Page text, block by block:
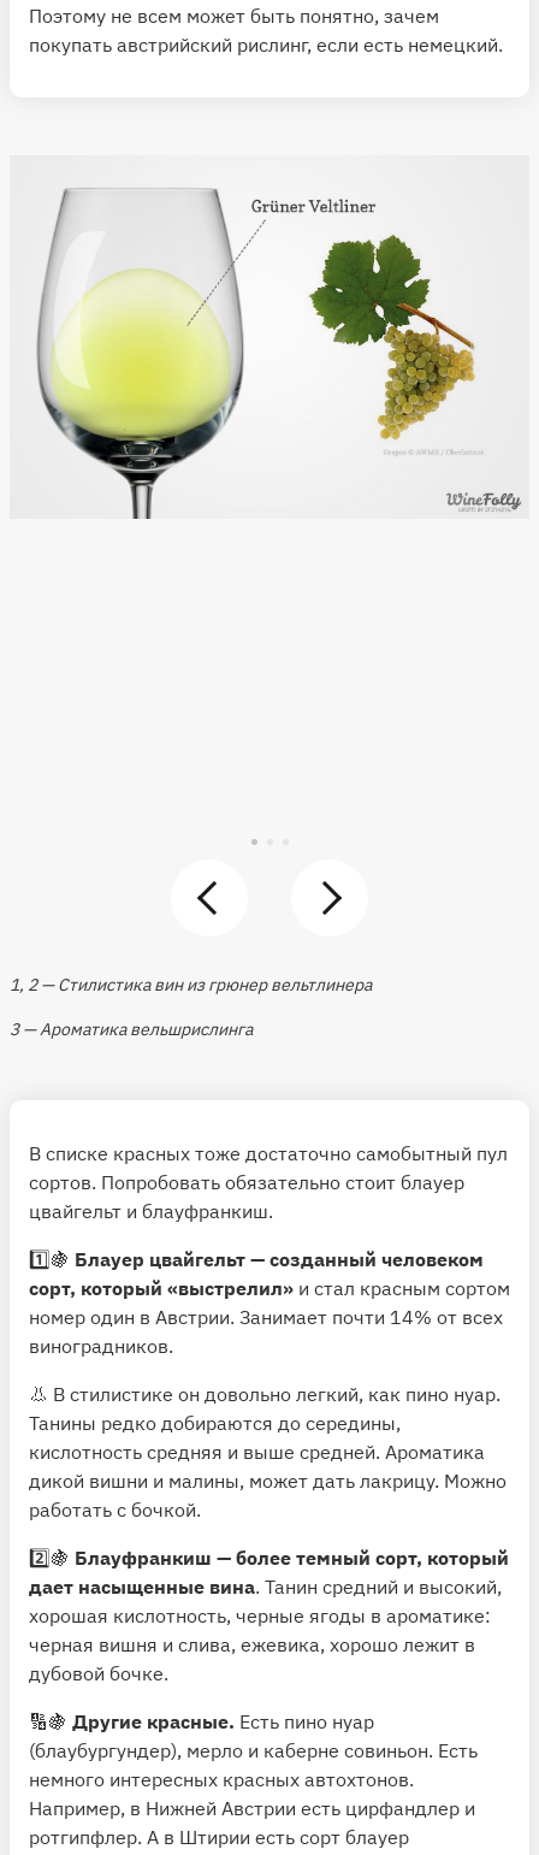
Поэтому не всем может быть понятно, зачем
покупать австрийский рислинг, если есть немецкий.
1, 2 — Стилистика вин из грюнер вельтлинера
3 — Ароматика вельшрислинга
В списке красных тоже достаточно самобытный пул
сортов. Попробовать обязательно стоит блауер
цвайгельт и блауфранкиш.
1️⃣🍇 Блауер цвайгельт — созданный человеком
сорт, который «выстрелил» и стал красным сортом
номер один в Австрии. Занимает почти 14% от всех
виноградников.
👃 В стилистике он довольно легкий, как пино нуар.
Танины редко добираются до середины,
кислотность средняя и выше средней. Ароматика
дикой вишни и малины, может дать лакрицу. Можно
работать с бочкой.
2️⃣🍇 Блауфранкиш — более темный сорт, который
дает насыщенные вина. Танин средний и высокий,
хорошая кислотность, черные ягоды в ароматике:
черная вишня и слива, ежевика, хорошо лежит в
дубовой бочке.
🔢🍇 Другие красные. Есть пино нуар
(блаубургундер), мерло и каберне совиньон. Есть
немного интересных красных автохтонов.
Например, в Нижней Австрии есть цирфандлер и
ротгипфлер. А в Штирии есть сорт блауер